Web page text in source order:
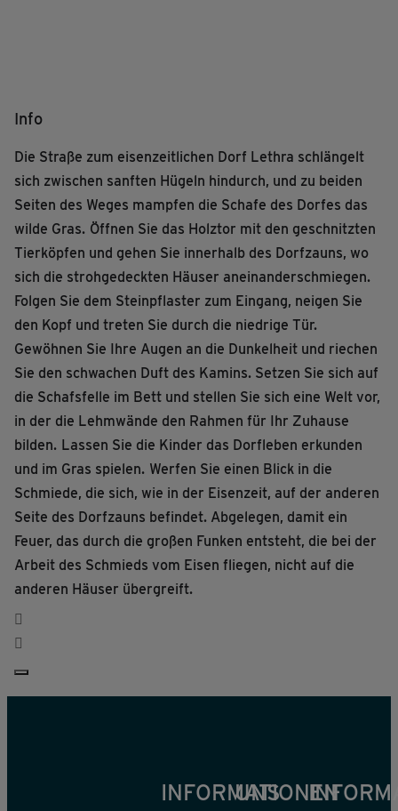
Info
Die Straße zum eisenzeitlichen Dorf Lethra schlängelt
sich zwischen sanften Hügeln hindurch, und zu beiden
Seiten des Weges mampfen die Schafe des Dorfes das
wilde Gras. Öffnen Sie das Holztor mit den geschnitzten
Tierköpfen und gehen Sie innerhalb des Dorfzauns, wo
sich die strohgedeckten Häuser aneinanderschmiegen.
Folgen Sie dem Steinpflaster zum Eingang, neigen Sie
den Kopf und treten Sie durch die niedrige Tür.
Gewöhnen Sie Ihre Augen an die Dunkelheit und riechen
Sie den schwachen Duft des Kamins. Setzen Sie sich auf
die Schafsfelle im Bett und stellen Sie sich eine Welt vor,
in der die Lehmwände den Rahmen für Ihr Zuhause
bilden. Lassen Sie die Kinder das Dorfleben erkunden
und im Gras spielen. Werfen Sie einen Blick in die
Schmiede, die sich, wie in der Eisenzeit, auf der anderen
Seite des Dorfzauns befindet. Abgelegen, damit ein
Feuer, das durch die großen Funken entsteht, die bei der
Arbeit des Schmieds vom Eisen fliegen, nicht auf die
anderen Häuser übergreift.
INFORMATIONEN
UNS